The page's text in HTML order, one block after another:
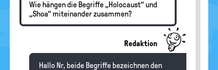
Wie hängen die Begriffe „Holocaust“ und
„Shoa“ miteinander zusammen?
Redaktion
Hallo Nr, beide Begriffe bezeichnen den